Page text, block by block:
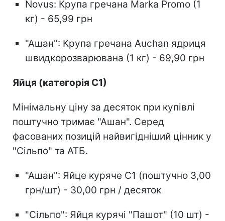
Novus: Крупа гречана Marka Promo (1
кг) - 65,99 грн
"Ашан": Крупа гречана Auchan ядриця
швидкорозварювана (1 кг) - 69,90 грн
Яйця (категорія С1)
Мінімальну ціну за десяток при купівлі
поштучно тримає "Ашан". Серед
фасованих позицій найвигідніший цінник у
"Сільпо" та АТБ.
"Ашан": Яйце куряче С1 (поштучно 3,00
грн/шт) - 30,00 грн / десяток
"Сільпо": Яйця курячі "Пашот" (10 шт) -